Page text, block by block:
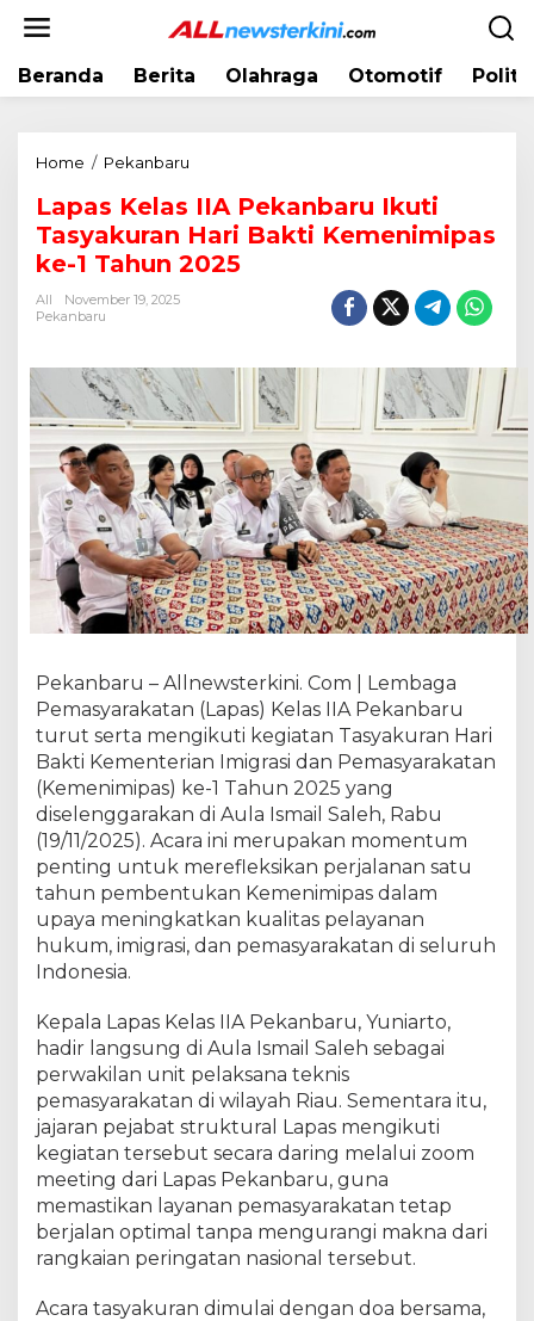
Beranda Berita Olahraga Otomotif
Home / Pekanbaru
a
s
s
I
I
A
P
e
k
a
n
b
a
r
I
k
u
t
i
T
y
a
k
u
n
H
a
r
i
a
k
t
K
m
Lapas Kelas IIA Pekanbaru Ikuti
Tasyakuran Hari Bakti Kemenimipas
ke-1 Tahun 2025
All
November 19, 2025
Pekanbaru
Pekanbaru – Allnewsterkini. Com | Lembaga
Pemasyarakatan (Lapas) Kelas IIA Pekanbaru
turut serta mengikuti kegiatan Tasyakuran Hari
Bakti Kementerian Imigrasi dan Pemasyarakatan
(Kemenimipas) ke-1 Tahun 2025 yang
diselenggarakan di Aula Ismail Saleh, Rabu
(19/11/2025). Acara ini merupakan momentum
penting untuk merefleksikan perjalanan satu
tahun pembentukan Kemenimipas dalam
upaya meningkatkan kualitas pelayanan
hukum, imigrasi, dan pemasyarakatan di seluruh
Indonesia.
Kepala Lapas Kelas IIA Pekanbaru, Yuniarto,
hadir langsung di Aula Ismail Saleh sebagai
perwakilan unit pelaksana teknis
pemasyarakatan di wilayah Riau. Sementara itu,
jajaran pejabat struktural Lapas mengikuti
kegiatan tersebut secara daring melalui zoom
meeting dari Lapas Pekanbaru, guna
memastikan layanan pemasyarakatan tetap
berjalan optimal tanpa mengurangi makna dari
rangkaian peringatan nasional tersebut.
Acara tasyakuran dimulai dengan doa bersama,